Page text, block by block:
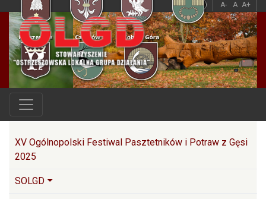
A- A A+
A A
Główna nawigacja
XV Ogólnopolski Festiwal Pasztetników i Potraw z Gęsi
2025
SOLGD